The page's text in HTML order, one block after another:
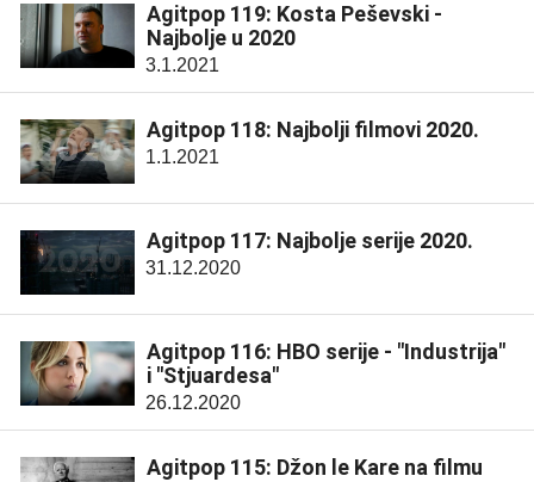
Agitpop 119: Kosta Peševski -
Najbolje u 2020
3.1.2021
Agitpop 118: Najbolji filmovi 2020.
1.1.2021
Agitpop 117: Najbolje serije 2020.
31.12.2020
Agitpop 116: HBO serije - "Industrija"
i "Stjuardesa"
26.12.2020
Agitpop 115: Džon le Kare na filmu